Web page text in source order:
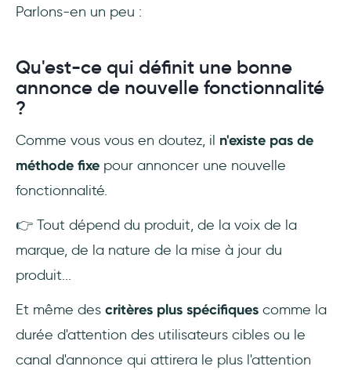
Parlons-en un peu :
Qu'est-ce qui définit une bonne
annonce de nouvelle fonctionnalité
?
Comme vous vous en doutez, il n'existe pas de
méthode fixe pour annoncer une nouvelle
fonctionnalité.
👉 Tout dépend du produit, de la voix de la
marque, de la nature de la mise à jour du
produit...
Et même des critères plus spécifiques comme la
durée d'attention des utilisateurs cibles ou le
canal d'annonce qui attirera le plus l'attention